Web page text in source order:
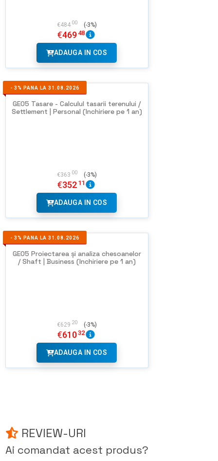
€484 00 (-3%)
€469 48
ADAUGA IN COS
- 3% PANA LA 31.08.2026
GEO5 Tasare - Calculul tasarii terenului /
Settlement | Personal (Inchiriere pe 1 an)
€363 00 (-3%)
€352 11
ADAUGA IN COS
- 3% PANA LA 31.08.2026
GEO5 Proiectarea și analiza chesoanelor
/ Shaft | Business (Inchiriere pe 1 an)
€629 20 (-3%)
€61032
ADAUGA IN COS
REVIEW-URI
Ai comandat acest produs?